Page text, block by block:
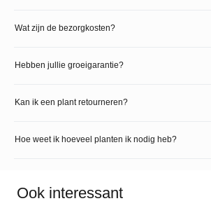
Wat zijn de bezorgkosten?
Hebben jullie groeigarantie?
Kan ik een plant retourneren?
Hoe weet ik hoeveel planten ik nodig heb?
Ook interessant